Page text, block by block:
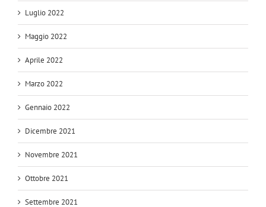
Luglio 2022
Maggio 2022
Aprile 2022
Marzo 2022
Gennaio 2022
Dicembre 2021
Novembre 2021
Ottobre 2021
Settembre 2021